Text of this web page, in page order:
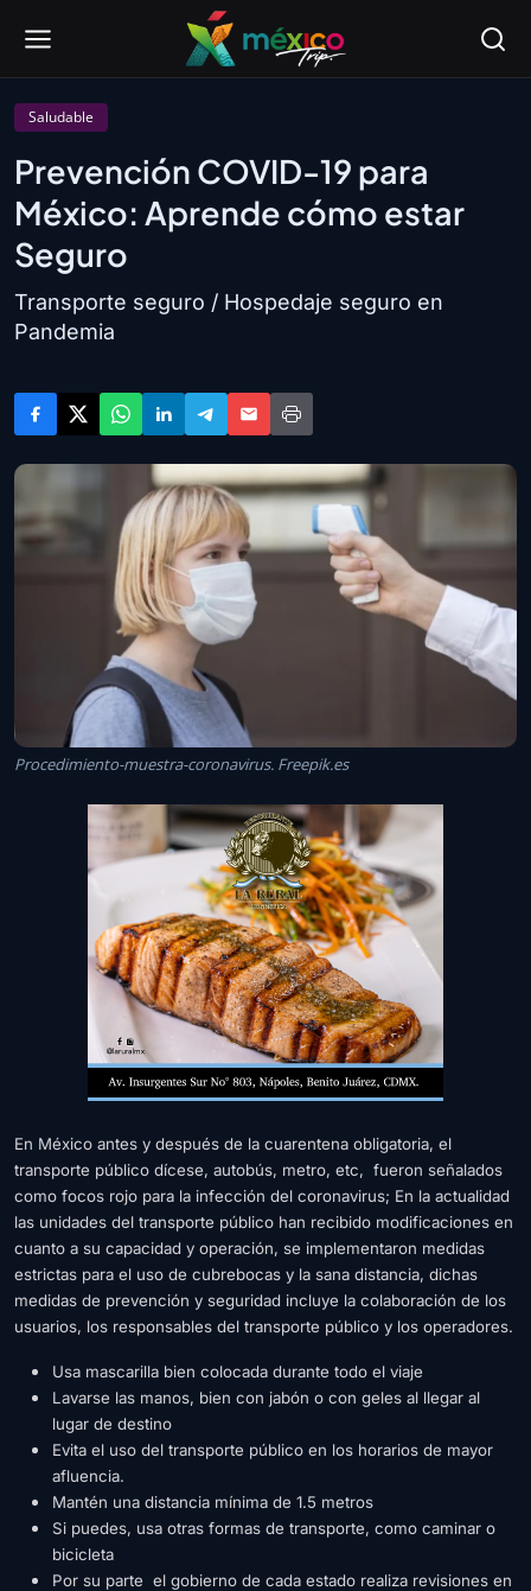
Saludable
Prevención COVID-19 para
México: Aprende cómo estar
Seguro
Transporte seguro / Hospedaje seguro en
Pandemia
Procedimiento-muestra-coronavirus. Freepik.es
En México antes y después de la cuarentena obligatoria, el
transporte público dícese, autobús, metro, etc, fueron señalados
como focos rojo para la infección del coronavirus; En la actualidad
las unidades del transporte público han recibido modificaciones en
cuanto a su capacidad y operación, se implementaron medidas
estrictas para el uso de cubrebocas y la sana distancia, dichas
medidas de prevención y seguridad incluye la colaboración de los
usuarios, los responsables del transporte público y los operadores.
Usa mascarilla bien colocada durante todo el viaje
Lavarse las manos, bien con jabón o con geles al llegar al
lugar de destino
Evita el uso del transporte público en los horarios de mayor
afluencia.
Mantén una distancia mínima de 1.5 metros
Si puedes, usa otras formas de transporte, como caminar o
bicicleta
Por su parte el gobierno de cada estado realiza revisiones en